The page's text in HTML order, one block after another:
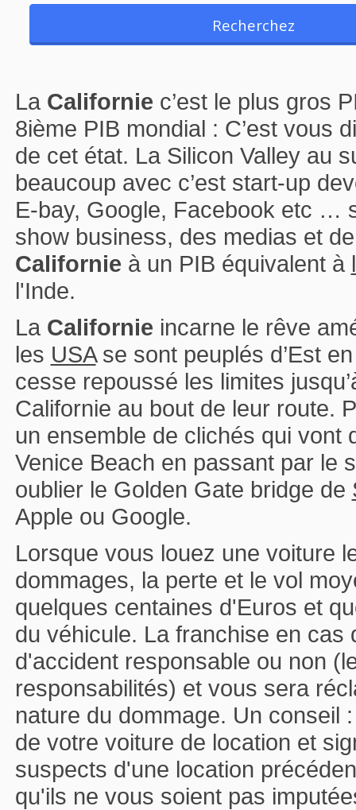
La Californie c’est le plus gros
8ième PIB mondial : C’est vous
de cet état. La Silicon Valley au
beaucoup avec c’est start-up
E-bay, Google, Facebook etc …
show business, des medias et de
Californie à un PIB équivalent à
l'Inde.
La Californie incarne le rêve
les USAse sont peuplés d’Est
cesse repoussé les limites
Californie au bout de leur route.
un ensemble de clichés qui vont
Venice Beach en passant par le
oublier le Golden Gate bridge de
Apple ou Google.
Lorsque vous louez une voiture
dommages, la perte et le vol
quelques centaines d'Euros et
du véhicule. La franchise en
d'accident responsable ou non
responsabilités) et vous sera
nature du dommage. Un conseil
de votre voiture de location et
suspects d'une location
qu'ils ne vous soient pas